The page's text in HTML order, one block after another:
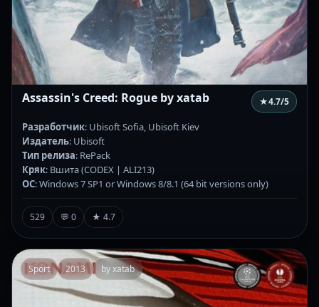
Assassin's Creed: Rogue by xatab ★4.7/5
Разработчик: Ubisoft Sofia, Ubisoft Kiev
Издатель: Ubisoft
Тип релиза: RePack
Кряк: Вшита (CODEX | ALI213)
ОС: Windows 7 SP1 or Windows 8/8.1 (64 bit versions only)
529 💬 0 ★ 4.7
Sport 2013 by xatab